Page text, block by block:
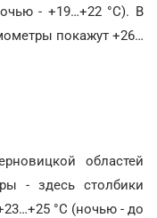
- +19…+22 °С). В
покажут +26…
областей
- здесь столбики
°С (ночью - до